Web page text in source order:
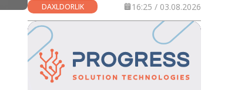
DAXLDORLIK 16:25 / 03.08.2026